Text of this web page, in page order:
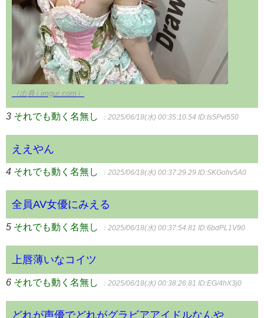
（出典 i.imgur.com）
3 それでも動く名無し ：2025/06/18(水) 00:35:10.54 ID:Is5Pvl550
ええやん
4 それでも動く名無し ：2025/06/18(水) 00:37:29.29 ID:SKGohv5A0
全員AV女優にみえる
5 それでも動く名無し ：2025/06/18(水) 00:37:54.81 ID:6bdPL1V90
上唇薄いなコイツ
6 それでも動く名無し ：2025/06/18(水) 00:38:26.81 ID:EG/4hX3j0
どれが声優でどれがグラビアアイドルなんや